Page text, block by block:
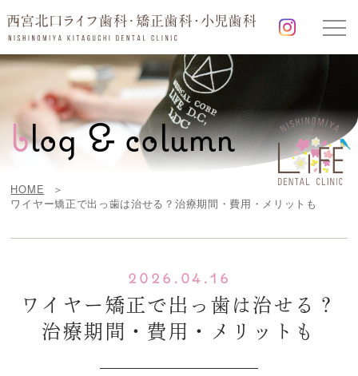
blog & column
HOME
ワイヤー矯正で出っ歯は治せる？治療期間・費用・メリットも
2026.04.16
ワイヤー矯正で出っ歯は治せる？
治療期間・費用・メリットも